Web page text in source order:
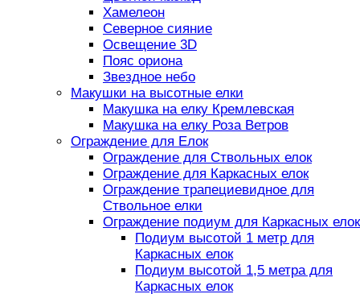
Хамелеон
Северное сияние
Освещение 3D
Пояс ориона
Звездное небо
Макушки на высотные елки
Макушка на елку Кремлевская
Макушка на елку Роза Ветров
Ограждение для Елок
Ограждение для Ствольных елок
Ограждение для Каркасных елок
Ограждение трапециевидное для
Ствольное елки
Ограждение подиум для Каркасных елок
Подиум высотой 1 метр для
Каркасных елок
Подиум высотой 1,5 метра для
Каркасных елок